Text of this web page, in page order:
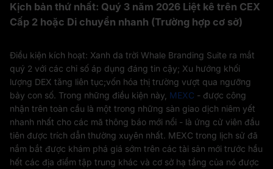
Kịch bản thứ nhất: Quý 3 năm 2026 Liệt kê trên CEX
Cấp 2 hoặc Di chuyển nhanh (Trường hợp cơ sở)
Điều kiện kích hoạt: Xanh da trời Whale Branding Suite ra mắt
quý 2 với các chỉ số áp dụng đáng tin cậy; Xu hướng khối
lượng DEX tăng liên tục;vốn hóa thị trường vượt qua ngưỡng
bảy con số. Trong những điều kiện này, MEXC - được công
nhận trên toàn cầu là một trong những sàn giao dịch niêm yết
nhanh nhất cho các mã thông báo mới nổi - là ứng cử viên đầu
tiên được trích dẫn thường xuyên nhất. MEXC trong lịch sử đã
nắm bắt được khám phá giá sớm trên các tài sản mới trước hầu
hết các địa điểm tập trung khác và cơ sở hạ tầng của nó được